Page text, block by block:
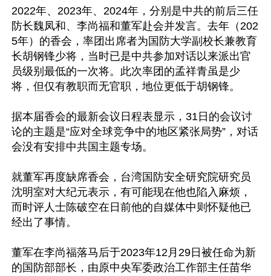
2022年、2023年、2024年，分别是中共的前后三任
防长魏凤和、李尚福和董军赴会并发言。去年（202
5年）的香会，率团出席者为国防大学副校长兼教育
长胡钢锋少将，当时已是中共参加对话以来派出官
员级别最低的一次将。此次率团的孟祥青虽是少
将，但仅有教职而无官职，地位更低于胡钢锋。
据本届香会的最新会议日程表显示，31日的会议讨
论的主题是“应对全球竞争中的地区紧张局势”，对话
会没有安排中共国主题专场。
就董军再度缺席香会，台湾国防安全研究院研究员
沈明室对大纪元表示，有可能现在他也陷入麻烦，
而时评人士陈破空在日前他的自媒体中则怀疑他已
经出了事情。
董军在李尚福落马后于2023年12月29日被任命为新
的国防部部长，由原中央军委政治工作部主任苗华